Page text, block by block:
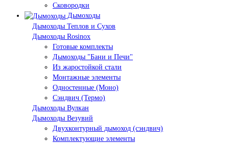
Сковородки
Дымоходы
Дымоходы Теплов и Сухов
Дымоходы Rosinox
Готовые комплекты
Дымоходы "Бани и Печи"
Из жаростойкой стали
Монтажные элементы
Одностенные (Моно)
Сэндвич (Термо)
Дымоходы Вулкан
Дымоходы Везувий
Двухконтурный дымоход (сэндвич)
Комплектующие элементы